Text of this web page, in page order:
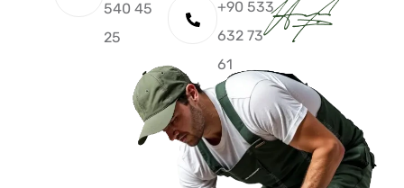
540 45
25
+90 533
632 73
61